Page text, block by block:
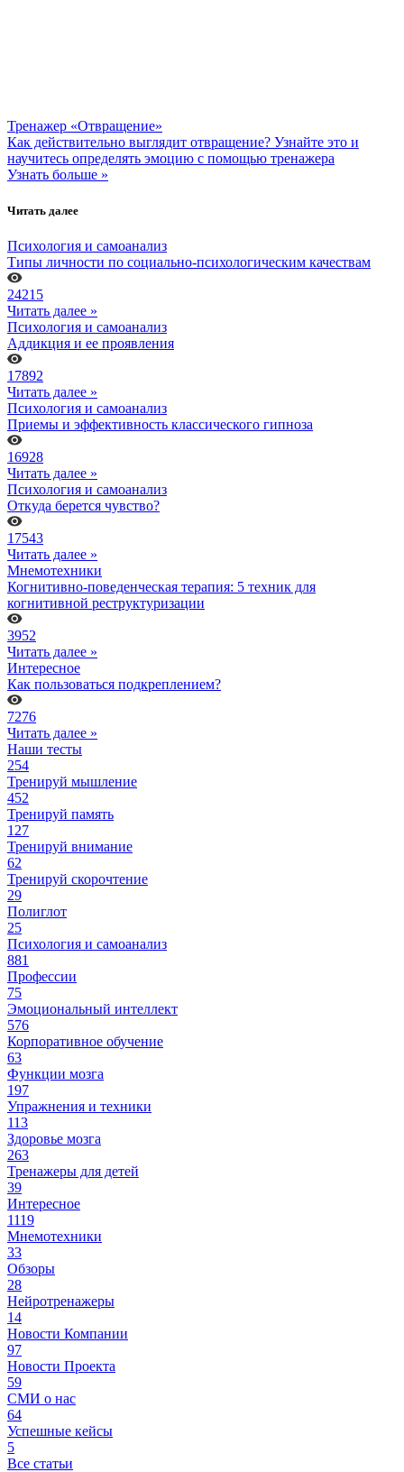
Тренажер «Отвращение»
Как действительно выглядит отвращение? Узнайте это и
научитесь определять эмоцию с помощью тренажера
Узнать больше »
Читать далее
Психология и самоанализ
Типы личности по социально-психологическим качествам
24215
Читать далее »
Психология и самоанализ
Аддикция и ее проявления
17892
Читать далее »
Психология и самоанализ
Приемы и эффективность классического гипноза
16928
Читать далее »
Психология и самоанализ
Откуда берется чувство?
17543
Читать далее »
Мнемотехники
Когнитивно-поведенческая терапия: 5 техник для
когнитивной реструктуризации
3952
Читать далее »
Интересное
Как пользоваться подкреплением?
7276
Читать далее »
Наши тесты
254
Тренируй мышление
452
Тренируй память
127
Тренируй внимание
62
Тренируй скорочтение
29
Полиглот
25
Психология и самоанализ
881
Профессии
75
Эмоциональный интеллект
576
Корпоративное обучение
63
Функции мозга
197
Упражнения и техники
113
Здоровье мозга
263
Тренажеры для детей
39
Интересное
1119
Мнемотехники
33
Обзоры
28
Нейротренажеры
14
Новости Компании
97
Новости Проекта
59
СМИ о нас
64
Успешные кейсы
5
Все статьи